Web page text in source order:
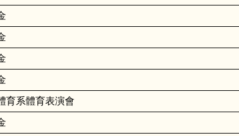
育系體育表演會